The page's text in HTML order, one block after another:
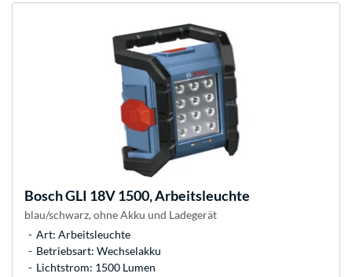
BoschGLI 18V 1500, Arbeitsleuchte
blau/schwarz, ohne Akku und Ladegerät
Art: Arbeitsleuchte
Betriebsart: Wechselakku
Lichtstrom: 1500 Lumen